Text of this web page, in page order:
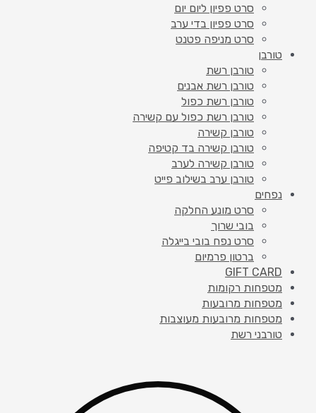
סרט פפיון ליום יום
סרט פפיון בדי ערב
סרט מניפה פטנט
טורבן
טורבן רשת
טורבן רשת אבנים
טורבן רשת כפול
טורבן רשת כפול עם קשירה
טורבן קשירה
טורבן קשירה בד קטיפה
טורבן קשירה לערב
טורבן ערב בשילוב פייט
נפחים
סרט מונע החלקה
בובי שרוך
סרט נפח בובי בייגלה
ברטון פרמיום
GIFT CARD
מטפחות רקומות
מטפחות מרובעות
מטפחות מרובעות מעוצבות
טורבני רשת